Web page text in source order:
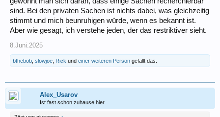
sind. Bei den privaten Sachen ist nichts dabei, was gleichzeitig
stimmt und mich beunruhigen würde, wenn es bekannt ist.
Aber wie gesagt, ich verstehe jeden, der das restriktiver sieht.
8.Juni.2025
bthebob slowjoe Rick und einer weiteren Person gefällt das.
Alex_Usarov
Ist fast schon zuhause hier